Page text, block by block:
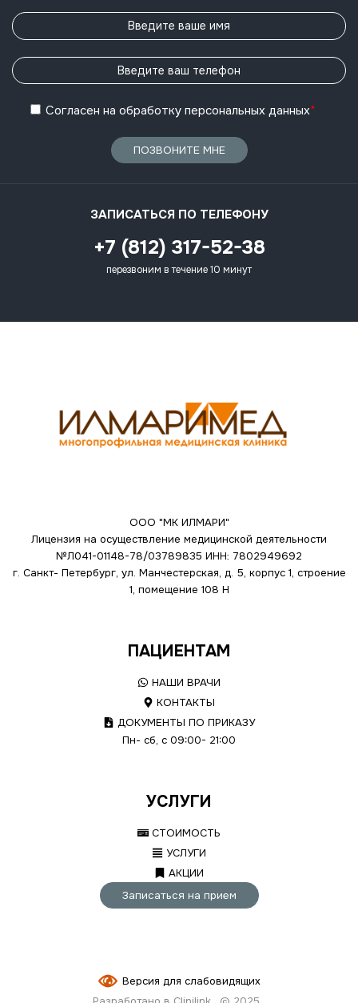
Согласен на обработку персональных данных*
ПОЗВОНИТЕ МНЕ
ЗАПИСАТЬСЯ ПО ТЕЛЕФОНУ
+7 (812) 317-52-38
перезвоним в течение 10 минут
ООО "МК ИЛМАРИ"
Лицензия на осуществление медицинской деятельности
№Л041-01148-78/03789835 ИНН: 7802949692
г. Санкт- Петербург, ул. Манчестерская, д. 5, корпус 1, строение
1, помещение 108 Н
ПАЦИЕНТАМ
НАШИ ВРАЧИ
КОНТАКТЫ
ДОКУМЕНТЫ ПО ПРИКАЗУ
Пн- сб, с 09:00- 21:00
УСЛУГИ
СТОИМОСТЬ
УСЛУГИ
АКЦИИ
Записаться на прием
Версия для слабовидящих